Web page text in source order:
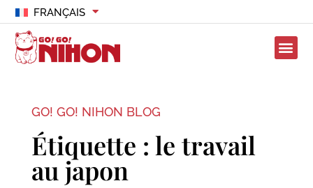
FRANÇAIS
GO! GO! NIHON BLOG
Étiquette : le travail
au japon